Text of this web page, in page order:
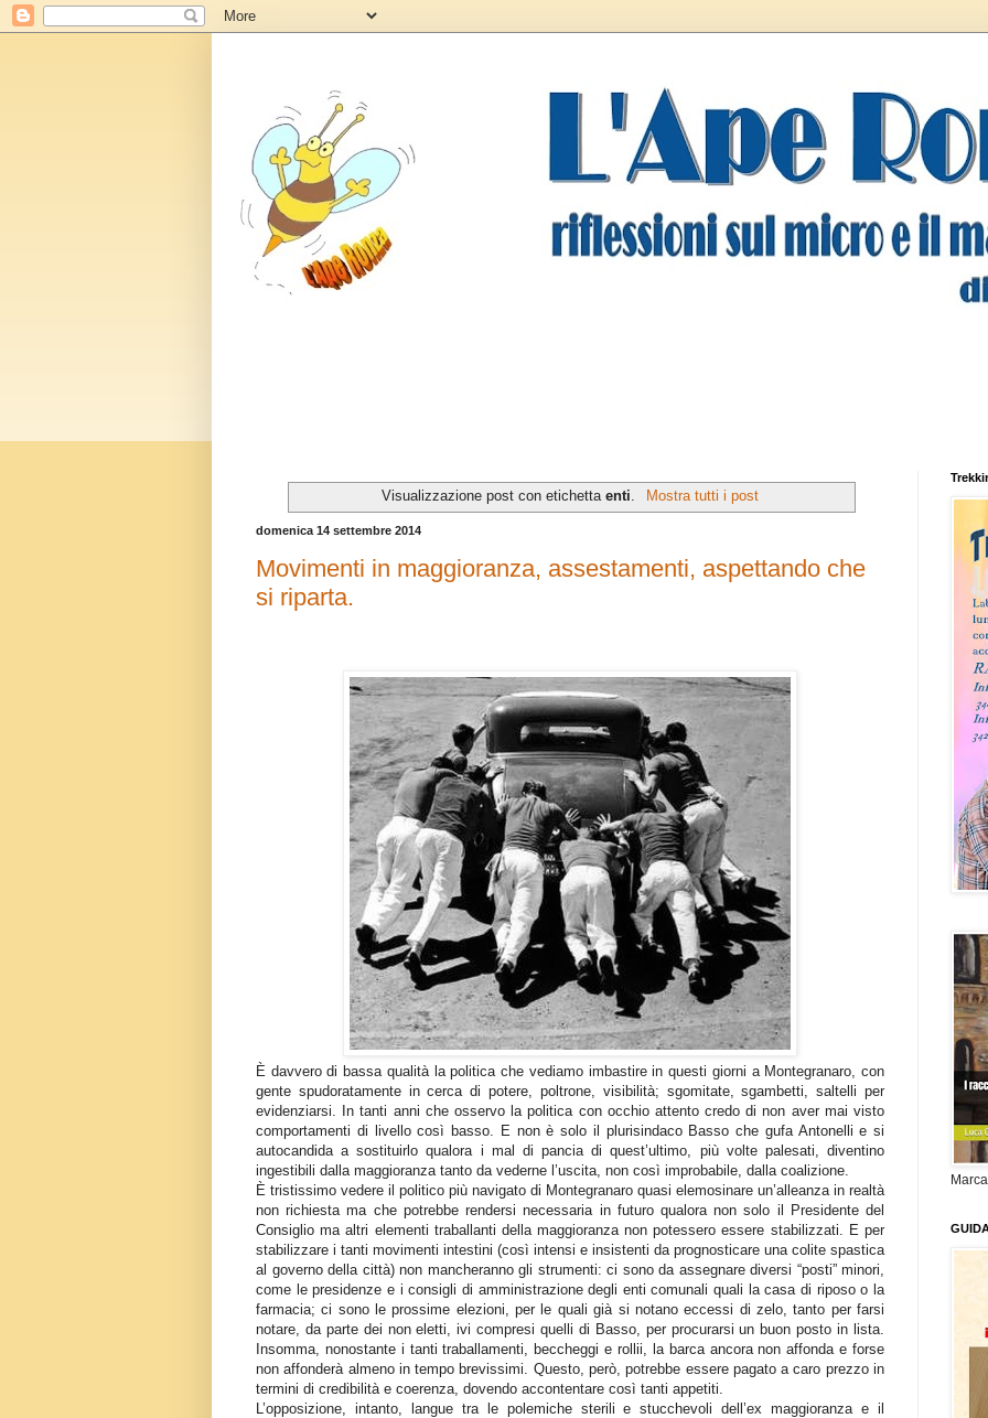
Visualizzazione post con etichettaenti Mostra tutti i post
domenica 14 settembre 2014
Movimenti in maggioranza, assestamenti, aspettando che
si riparta.
È davvero di bassa qualità la politica che vediamo imbastire in questi giorni a Montegranaro, con
gente spudoratamente in cerca di potere, poltrone, visibilità; sgomitate, sgambetti, saltelli per
evidenziarsi. In tanti anni che osservo la politica con occhio attento credo di non aver mai visto
comportamenti di livello così basso. E non è solo il plurisindaco Basso che gufa Antonelli e si
autocandida a sostituirlo qualora i mal di pancia di quest’ultimo, più volte palesati, diventino
ingestibili dalla maggioranza tanto da vederne l’uscita, non così improbabile, dalla coalizione.
È tristissimo vedere il politico più navigato di Montegranaro quasi elemosinare un’alleanza in realtà
non richiesta ma che potrebbe rendersi necessaria in futuro qualora non solo il Presidente del
Consiglio ma altri elementi traballanti della maggioranza non potessero essere stabilizzati. E per
stabilizzare i tanti movimenti intestini (così intensi e insistenti da prognosticare una colite spastica
al governo della città) non mancheranno gli strumenti: ci sono da assegnare diversi “posti” minori,
come le presidenze e i consigli di amministrazione degli enti comunali quali la casa di riposo o la
farmacia; ci sono le prossime elezioni, per le quali già si notano eccessi di zelo, tanto per farsi
notare, da parte dei non eletti, ivi compresi quelli di Basso, per procurarsi un buon posto in lista.
Insomma, nonostante i tanti traballamenti, beccheggi e rollii, la barca ancora non affonda e forse
non affonderà almeno in tempo brevissimi. Questo, però, potrebbe essere pagato a caro prezzo in
termini di credibilità e coerenza, dovendo accontentare così tanti appetiti.
L’opposizione, intanto, langue tra le polemiche sterili e stucchevoli dell’ex maggioranza e il
Marca